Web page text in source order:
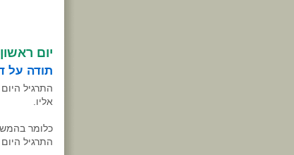
יום ראשון, 13 בספטמבר
תודה על
התרגיל
אליו.
כלומר
התרגיל